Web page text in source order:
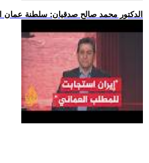
.. الدكتور محمد صالح صدقيان: سلطنة